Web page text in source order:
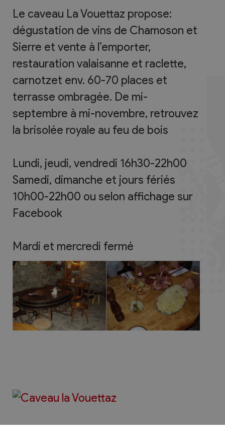
Le caveau La Vouettaz propose:
dégustation de vins de Chamoson et
Sierre et vente à l’emporter,
restauration valaisanne et raclette,
carnotzet env. 60-70 places et
terrasse ombragée. De mi-
septembre à mi-novembre, retrouvez
la brisolée royale au feu de bois
Lundi, jeudi, vendredi 16h30-22h00
Samedi, dimanche et jours fériés
10h00-22h00 ou selon affichage sur
Facebook
Mardi et mercredi fermé